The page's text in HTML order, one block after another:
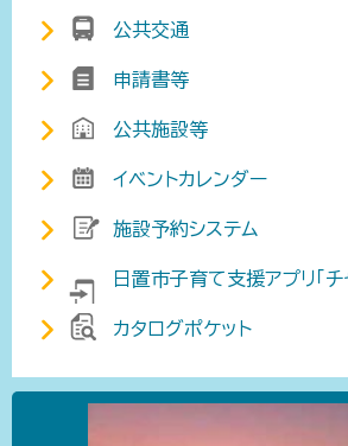
公共交通
申請書等
公共施設等
イベントカレンダー
施設予約システム
日置市子育て支援アプリ「チ
カタログポケット